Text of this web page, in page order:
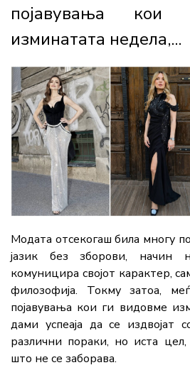
појавувања кои
изминатата недела,...
Модата отсекогаш била многу
јазик без зборови, начин
комуницира својот карактер,
филозофија. Токму затоа,
појавувања кои ги видовме
дами успеаја да се издвојат
различни пораки, но иста
што не се заборава.